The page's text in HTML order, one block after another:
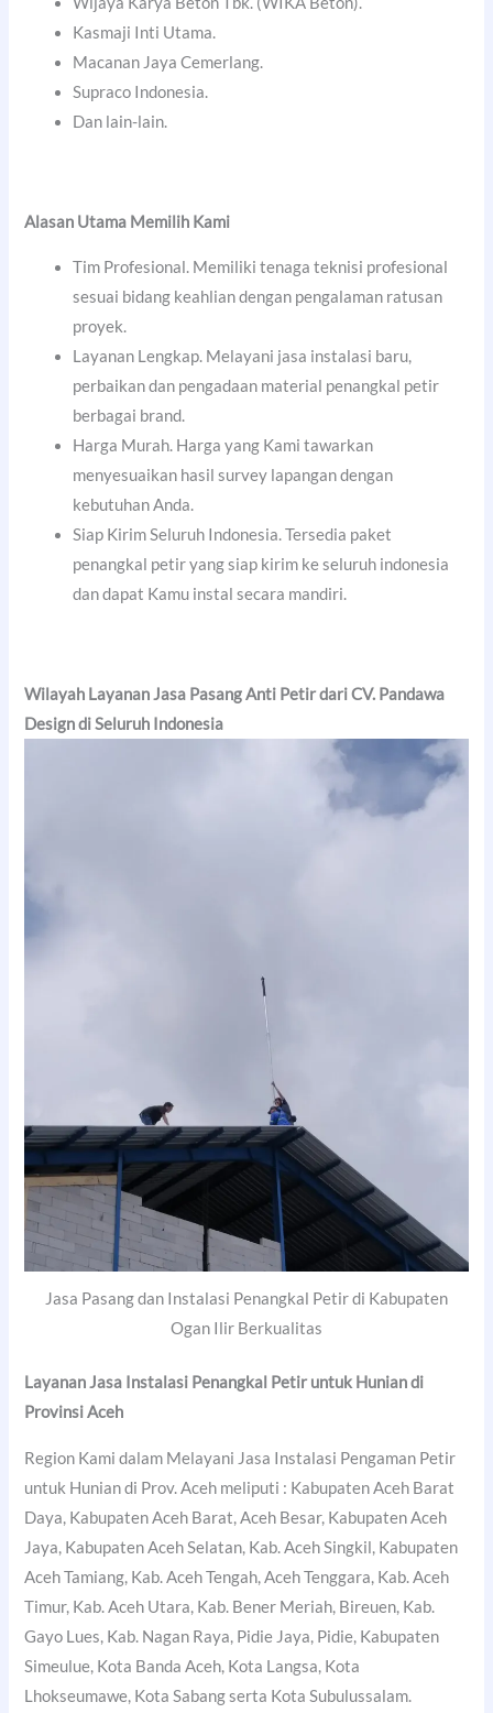
Kasmaji Inti Utama.
Macanan Jaya Cemerlang.
Supraco Indonesia.
Dan lain-lain.
Alasan Utama Memilih Kami
Tim Profesional. Memiliki tenaga teknisi profesional
sesuai bidang keahlian dengan pengalaman ratusan
proyek.
Layanan Lengkap. Melayani jasa instalasi baru,
perbaikan dan pengadaan material penangkal petir
berbagai brand.
Harga Murah. Harga yang Kami tawarkan
menyesuaikan hasil survey lapangan dengan
kebutuhan Anda.
Siap Kirim Seluruh Indonesia. Tersedia paket
penangkal petir yang siap kirim ke seluruh indonesia
dan dapat Kamu instal secara mandiri.
Wilayah Layanan Jasa Pasang Anti Petir dari CV. Pandawa
Design di Seluruh Indonesia
Jasa Pasang dan Instalasi Penangkal Petir di Kabupaten
Ogan Ilir Berkualitas
Layanan Jasa Instalasi Penangkal Petir untuk Hunian di
Provinsi Aceh
Region Kami dalam Melayani Jasa Instalasi Pengaman Petir
untuk Hunian di Prov. Aceh meliputi : Kabupaten Aceh Barat
Daya, Kabupaten Aceh Barat, Aceh Besar, Kabupaten Aceh
Jaya, Kabupaten Aceh Selatan, Kab. Aceh Singkil, Kabupaten
Aceh Tamiang, Kab. Aceh Tengah, Aceh Tenggara, Kab. Aceh
Timur, Kab. Aceh Utara, Kab. Bener Meriah, Bireuen, Kab.
Gayo Lues, Kab. Nagan Raya, Pidie Jaya, Pidie, Kabupaten
Simeulue, Kota Banda Aceh, Kota Langsa, Kota
Lhokseumawe, Kota Sabang serta Kota Subulussalam.